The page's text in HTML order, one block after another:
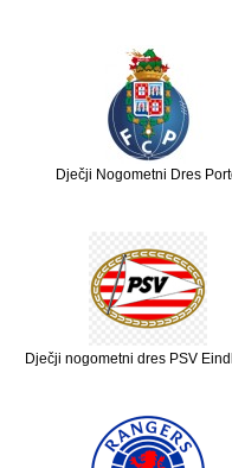
Dječji Nogometni Dres
Dječji nogometni dres PSV